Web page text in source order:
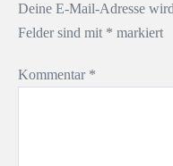
Deine E-Mail-Adresse
Felder sind mit * markiert
Kommentar *